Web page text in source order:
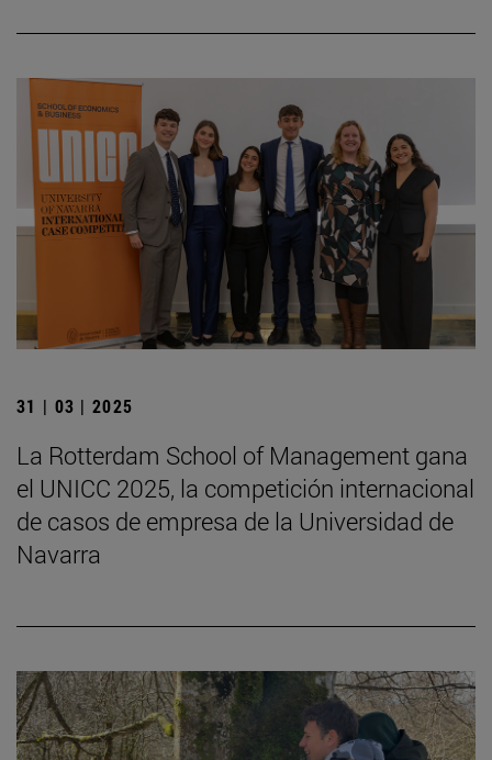
31 | 03 | 2025
La Rotterdam School of Management gana
el UNICC 2025, la competición internacional
de casos de empresa de la Universidad de
Navarra